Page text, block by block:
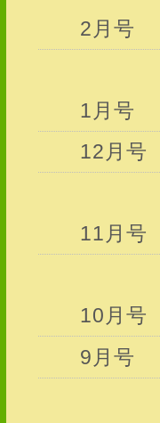
2月号
1月号
12月号
11月号
10月号
9月号